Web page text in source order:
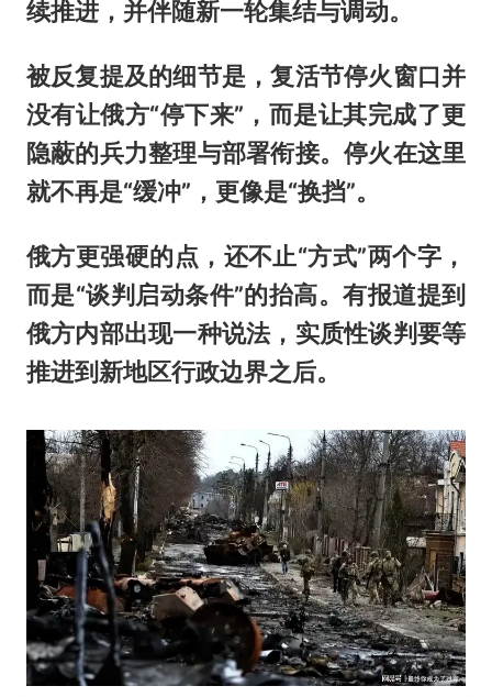
续推进，并伴随新一轮集结与调动。
被反复提及的细节是，复活节停火窗口并
没有让俄方“停下来”，而是让其完成了更
隐蔽的兵力整理与部署衔接。停火在这里
就不再是“缓冲”，更像是“换挡”。
俄方更强硬的点，还不止“方式”两个字，
而是“谈判启动条件”的抬高。有报道提到
俄方内部出现一种说法，实质性谈判要等
推进到新地区行政边界之后。